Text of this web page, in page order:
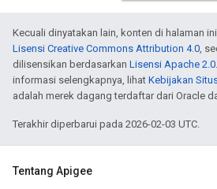
Kecuali dinyatakan lain, konten di halaman
Lisensi Creative Commons Attribution 4.0,
dilisensikan berdasarkan Lisensi Apache 2.0
informasi selengkapnya, lihat Kebijakan
adalah merek dagang terdaftar dari Oracle
Terakhir diperbarui pada 2026-02-03 UTC.
Tentang Apigee